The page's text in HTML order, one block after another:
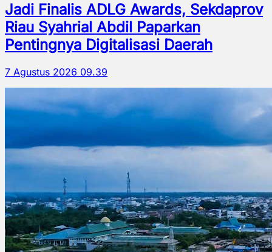
Jadi Finalis ADLG Awards, Sekdaprov
Riau Syahrial Abdil Paparkan
Pentingnya Digitalisasi Daerah
7 Agustus 2026 09.39